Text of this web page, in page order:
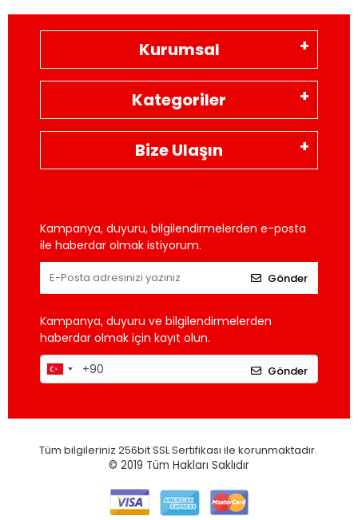
Kurumsal
Kategoriler
Bize Ulaşın
Kampanya, duyuru, bilgilendirmelerden e-posta
ile haberdar olmak istiyorum.
Gönder
Kampanya, duyuru ve bilgilendirmelerden
haberdar olmak için kayıt olun.
Gönder
Tüm bilgileriniz 256bit SSL Sertifikası ile korunmaktadır.
© 2019 Tüm Hakları Saklıdır